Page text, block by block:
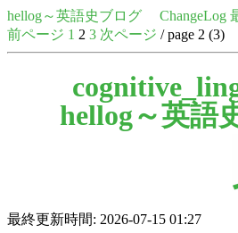
hellog～英語史ブログ ChangeLog
前ページ 1 2 3 次ページ / page 2 (3)
hellog～英語
最終更新時間: 2026-07-15 01:27